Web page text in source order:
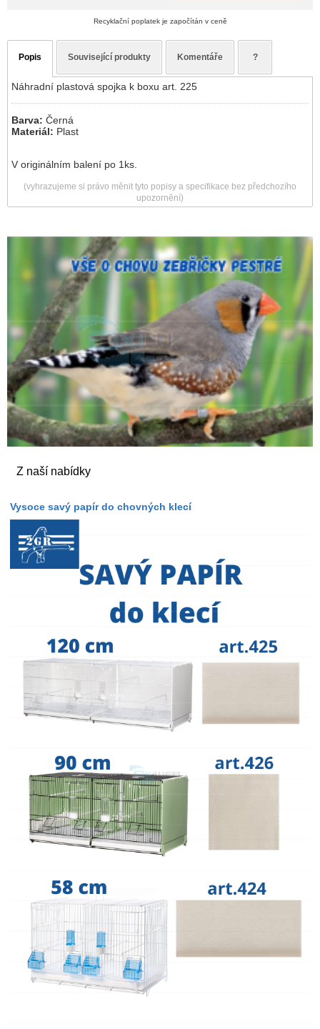
Z naší nabídky
Vysoce savý papír do chovných klecí
Recyklační poplatek je započítán v ceně
Popis Související produkty Komentáře ?
Náhradní plastová spojka k boxu art. 225
Barva: Černá
Materiál: Plast
V originálním balení po 1ks.
(vyhrazujeme si právo měnit tyto popisy a specifikace bez předchozího
upozornění)